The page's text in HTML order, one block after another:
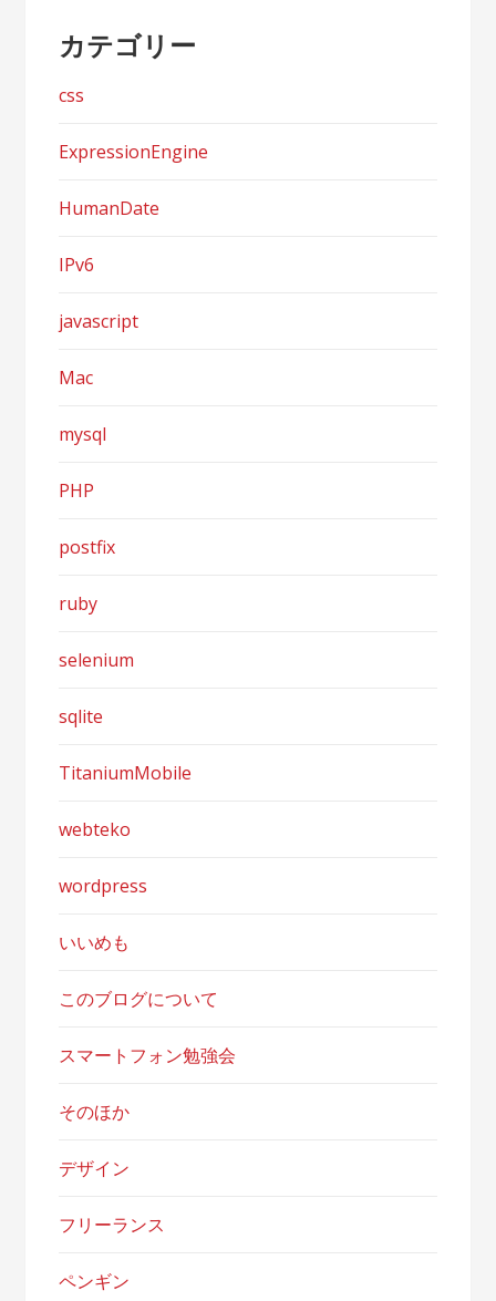
カテゴリー
css
ExpressionEngine
HumanDate
IPv6
javascript
Mac
mysql
PHP
postfix
ruby
selenium
sqlite
TitaniumMobile
webteko
wordpress
いいめも
このブログについて
スマートフォン勉強会
そのほか
デザイン
フリーランス
ペンギン